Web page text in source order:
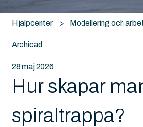
Hjälpcenter Modellering och
Archicad
28 maj 2026
Hur skapar
spiraltrappa?